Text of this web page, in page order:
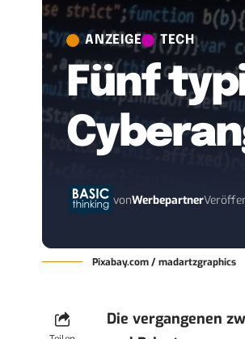
ANZEIGE TECH
Fünf
vonWerbepartner
Pixabay.com / madartzgraphics
Die vergangenen